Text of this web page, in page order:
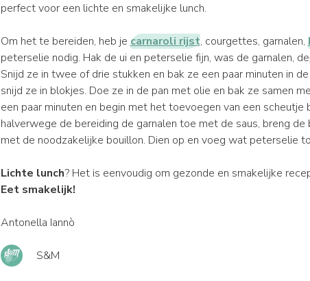
perfect voor een lichte en smakelijke lunch.
Om het te bereiden, heb je carnaroli rijst, courgettes, garnalen,
peterselie nodig. Hak de ui en peterselie fijn, was de garnalen,
Snijd ze in twee of drie stukken en bak ze een paar minuten in
snijd ze in blokjes. Doe ze in de pan met olie en bak ze samen
een paar minuten en begin met het toevoegen van een scheutje
halverwege de bereiding de garnalen toe met de saus, breng
met de noodzakelijke bouillon. Dien op en voeg wat peterselie
Lichte lunch? Het is eenvoudig om gezonde en smakelijke
Eet smakelijk!
Antonella Iannò
S&M